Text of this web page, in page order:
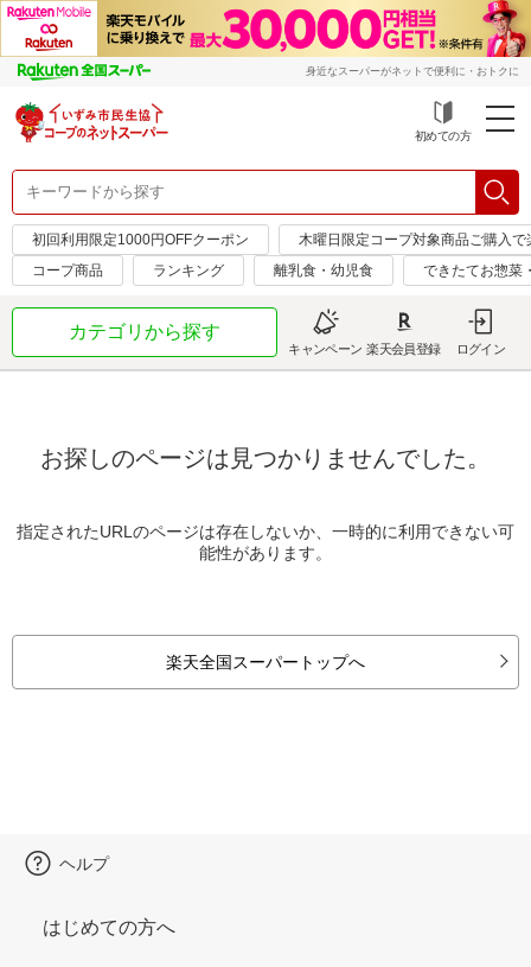
身近なスーパーがネットで便利に・おトクに
初めての方
初回利用限定1000円OFFクーポン
木曜日限定コープ対象商品ご購入
コープ商品
ランキング 離乳食・幼児食 できたてお惣菜
カテゴリから探す
キャンペーン 楽天会員登録 ログイン
お探しのページは見つかりませんでした。
指定されたURLのページは存在しないか、一時的に利用できない可
能性があります。
楽天全国スーパートップへ
ヘルプ
はじめての方へ